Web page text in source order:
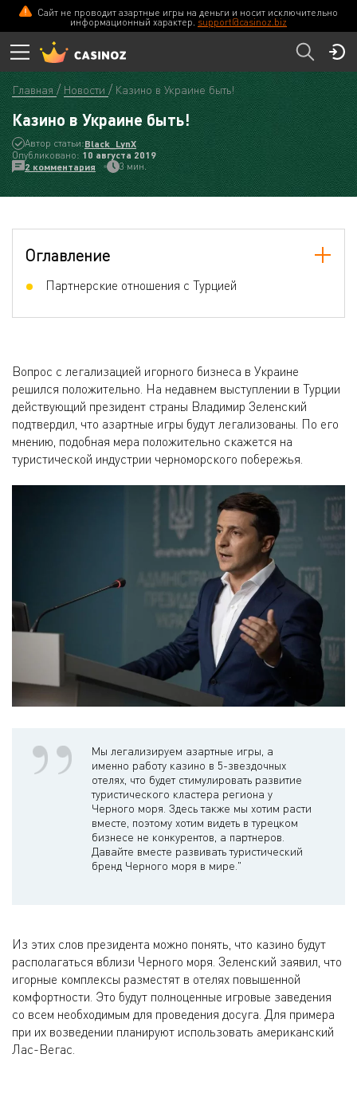
Сайт не проводит азартные игры на деньги и носит исключительно
информационный характер. support@casinoz.biz
Главная Новости Казино в Украине быть!
Казино в Украине быть!
Автор статьи:Black_LynX
Опубликовано:10 августа 2019
2 комментария
3 мин.
Оглавление
Партнерские отношения с Турцией
Вопрос с легализацией игорного бизнеса в Украине
решился положительно. На недавнем выступлении в Турции
действующий президент страны Владимир Зеленский
подтвердил, что азартные игры будут легализованы. По его
мнению, подобная мера положительно скажется на
туристической индустрии черноморского побережья.
Мы легализируем азартные игры, а
именно работу казино в 5-звездочных
отелях, что будет стимулировать развитие
туристического кластера региона у
Черного моря. Здесь также мы хотим расти
вместе, поэтому хотим видеть в турецком
бизнесе не конкурентов, а партнеров.
Давайте вместе развивать туристический
бренд Черного моря в мире."
Из этих слов президента можно понять, что казино будут
располагаться вблизи Черного моря. Зеленский заявил, что
игорные комплексы разместят в отелях повышенной
комфортности. Это будут полноценные игровые заведения
со всем необходимым для проведения досуга. Для примера
при их возведении планируют использовать американский
Лас-Вегас.